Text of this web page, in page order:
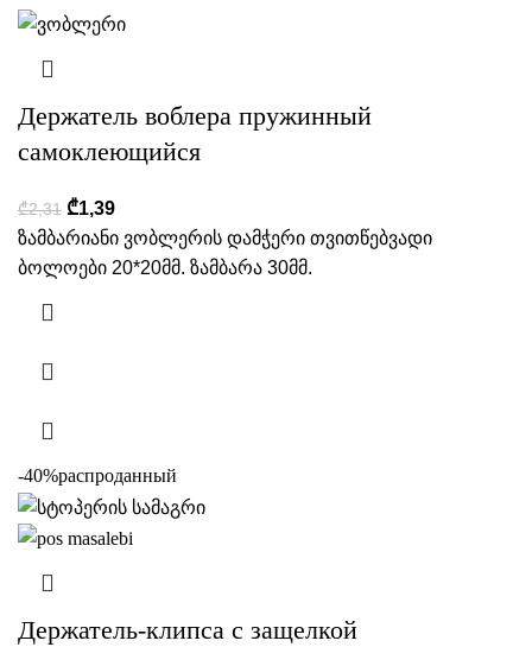
Держатель воблера пружинный
самоклеющийся
₾2,31 ₾1,39
ზამბარიანი ვობლერის დამჭერი თვითწებვადი
ბოლოები 20*20მმ. ზამბარა 30მმ.
-40%распроданный
Держатель-клипса с защелкой